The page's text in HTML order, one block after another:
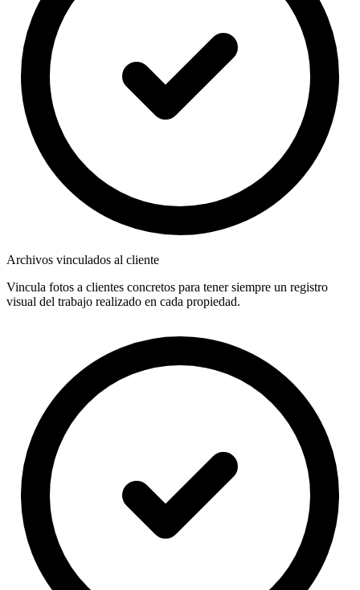
Archivos vinculados al cliente
Vincula fotos a clientes concretos para tener siempre un registro
visual del trabajo realizado en cada propiedad.